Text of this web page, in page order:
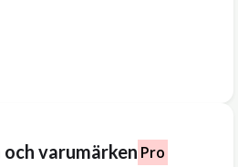
varumärken Pro